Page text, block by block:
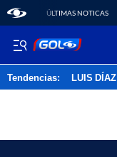
ÚLTIMAS NOTICAS
Tendencias: LUIS DÍAZ